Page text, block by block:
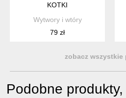
KOTKI
Wytwory i wtóry
79 zł
zobacz wszystkie
Podobne